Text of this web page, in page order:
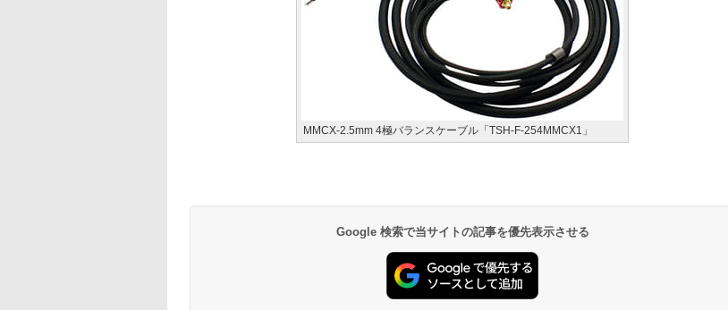
MMCX-2.5mm 4極バランスケーブル「TSH-F-254MMCX1」
Google 検索で当サイトの記事を優先表示させる